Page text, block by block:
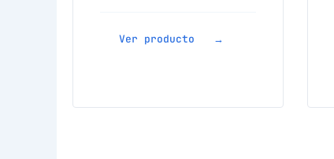
Ver producto →